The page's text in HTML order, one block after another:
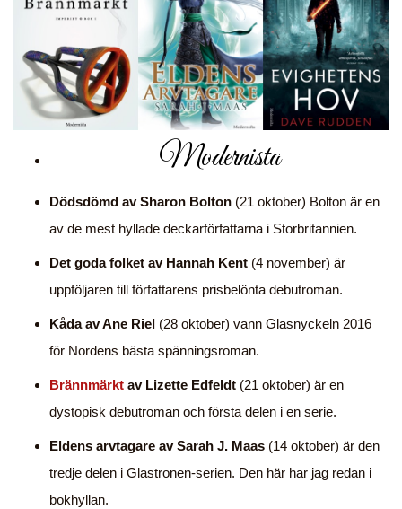
Modernista
Dödsdömd av Sharon Bolton (21 oktober) Bolton är en
av de mest hyllade deckarförfattarna i Storbritannien.
Det goda folket av Hannah Kent (4 november) är
uppföljaren till författarens prisbelönta debutroman.
Kåda av Ane Riel (28 oktober) vann Glasnyckeln 2016
för Nordens bästa spänningsroman.
Brännmärkt av Lizette Edfeldt (21 oktober) är en
dystopisk debutroman och första delen i en serie.
Eldens arvtagare av Sarah J. Maas (14 oktober) är den
tredje delen i Glastronen-serien. Den här har jag redan i
bokhyllan.